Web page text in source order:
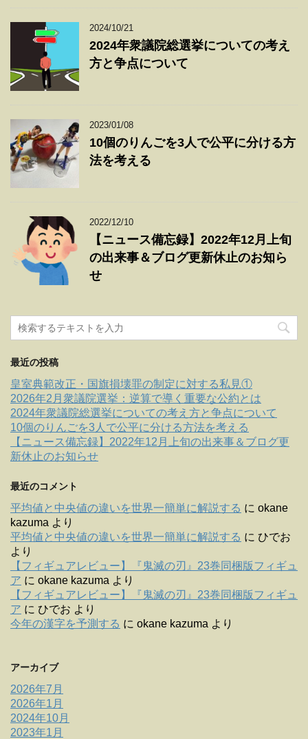
2024/10/21
2024年衆議院総選挙についての考え
方と争点について
2023/01/08
10個のりんごを3人で公平に分ける方
法を考える
2022/12/10
【ニュース備忘録】2022年12月上旬
の出来事＆ブログ更新休止のお知ら
せ
最近の投稿
皇室典範改正・国旗損壊罪の制定に対する私見①
2026年2月衆議院選挙：逆算で導く重要な公約とは
2024年衆議院総選挙についての考え方と争点について
10個のりんごを3人で公平に分ける方法を考える
【ニュース備忘録】2022年12月上旬の出来事＆ブログ更
新休止のお知らせ
最近のコメント
平均値と中央値の違いを世界一簡単に解説する に okane
kazuma より
平均値と中央値の違いを世界一簡単に解説する に ひでお
より
【フィギュアレビュー】『鬼滅の刃』23巻同梱版フィギュ
ア に okane kazuma より
【フィギュアレビュー】『鬼滅の刃』23巻同梱版フィギュ
ア に ひでお より
今年の漢字を予測する に okane kazuma より
アーカイブ
2026年7月
2026年1月
2024年10月
2023年1月